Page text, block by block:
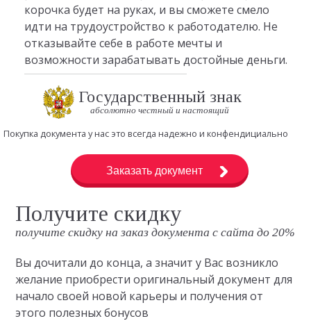
корочка будет на руках, и вы сможете смело
идти на трудоустройство к работодателю. Не
отказывайте себе в работе мечты и
возможности зарабатывать достойные деньги.
Государственный знак
абсолютно честный и настоящий
Покупка документа у нас это всегда надежно и конфендициально
Заказать документ
Получите скидку
получите скидку на заказ документа с сайта до 20%
Вы дочитали до конца, а значит у Вас возникло
желание приобрести оригинальный документ для
начало своей новой карьеры и получения от
этого полезных бонусов